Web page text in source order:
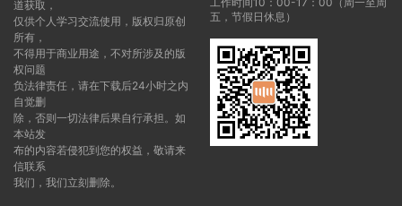
道获取，
仅供个人学习交流使用，版权归原创
所有，
不得用于商业用途，不对所涉及的版
权问题
负法律责任，请在下载后24小时之内
自觉删
除，否则一切法律后果自行承担。如
本站发
布的内容若侵犯到您的权益，敬请来
信联系
我们，我们立刻删除。
五，节假日休息）